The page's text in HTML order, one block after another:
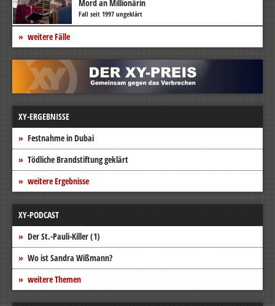
Mord an Millionärin
Fall seit 1997 ungeklärt
weitere Fälle
XY-ERGEBNISSE
Festnahme in Dubai
Tödliche Brandstiftung geklärt
weitere Ergebnisse
XY-PODCAST
Der St.-Pauli-Killer (1)
Wo ist Sandra Wißmann?
weitere Themen